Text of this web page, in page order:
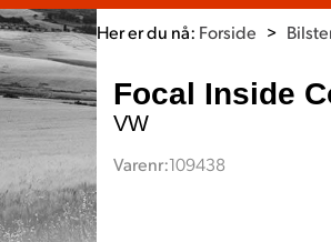
Her er du nå: Forside >
Focal Inside
VW
Varenr:109438